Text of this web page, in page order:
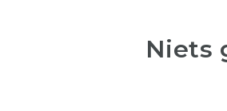
Niets